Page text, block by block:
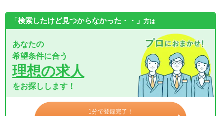
「検索したけど見つからなかった・・」 方は
あなたの
希望条件に合う
理想の求人
をお探しします！
1分で登録完了！